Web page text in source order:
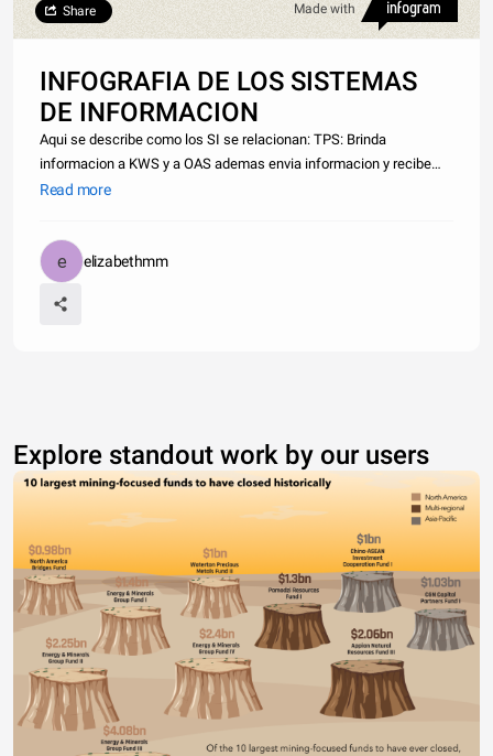
Made with
Share
INFOGRAFIA DE LOS SISTEMAS
DE INFORMACION
Aqui se describe como los SI se relacionan: TPS: Brinda
informacion a KWS y a OAS ademas envia informacion y recibe
informacion de DSS.Tambien envia informacion a MIS. KWSy OAS:
Envia inform
Read more
elizabethmm
Explore standout work by our users